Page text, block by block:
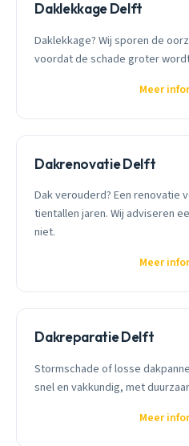
Daklekkage Delft
Daklekkage? Wij sporen de
voordat de schade groter
Meer
Dakrenovatie Delft
Dak verouderd? Een renovatie
tientallen jaren. Wij adviseren
niet.
Meer
Dakreparatie Delft
Stormschade of losse
snel en vakkundig, met
Meer